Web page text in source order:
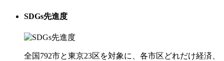
SDGs先進度
全国792市と東京23区を対象に、各市区どれだけ経済、